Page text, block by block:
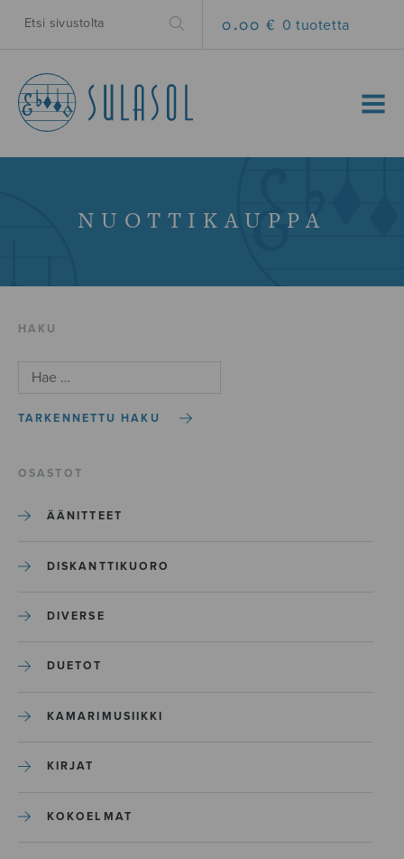
0.00 € 0 tuotetta
MENU
NUOTTIKAUPPA
HAKU
TARKENNETTU HAKU
OSASTOT
ÄÄNITTEET
DISKANTTIKUORO
DIVERSE
DUETOT
KAMARIMUSIIKKI
KIRJAT
KOKOELMAT